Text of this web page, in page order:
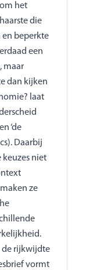
het
die
beperkte
een
maar
dan kijken
laat
‘de
Daarbij
keuzes niet
ze
de rijkwijdte
vormt